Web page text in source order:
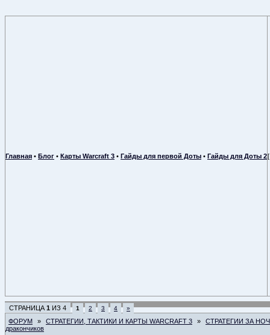
Главная • Блог • Карты Warcraft 3 • Гайды для первой Доты • Гайды для Доты 2
СТРАНИЦА 1 ИЗ 4 1 2 3 4 »
ФОРУМ » СТРАТЕГИИ, ТАКТИКИ И КАРТЫ WARCRAFT 3 »
СТРАТЕГИИ ЗА
дракончиков